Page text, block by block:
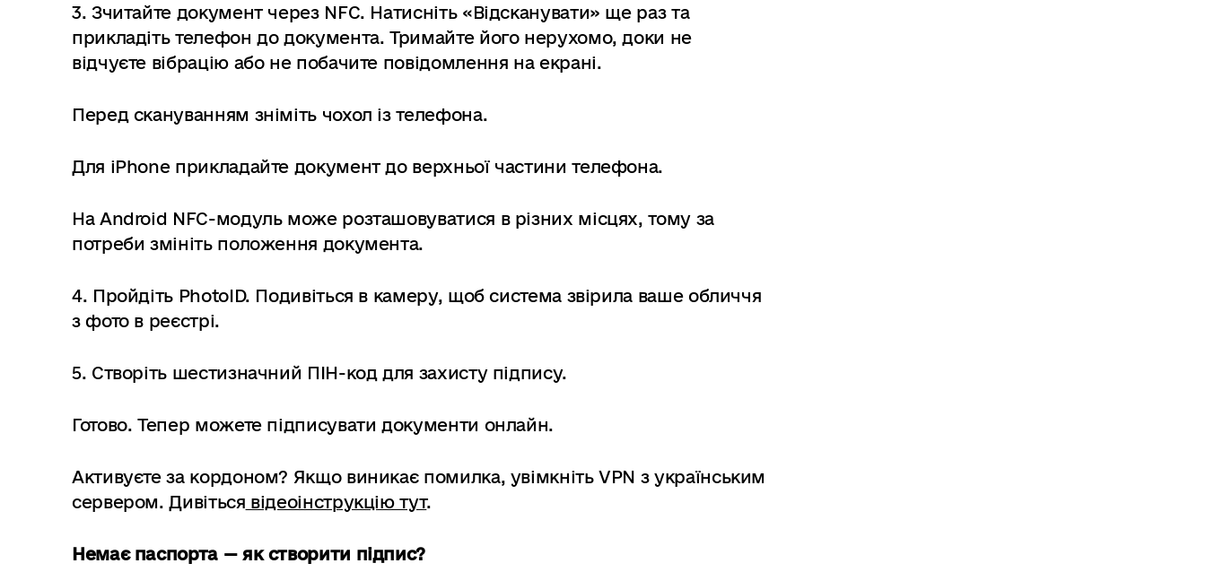
3. Зчитайте документ через NFC. Натисніть «Відсканувати» ще раз та
прикладіть телефон до документа. Тримайте його нерухомо, доки не
відчуєте вібрацію або не побачите повідомлення на екрані.
Перед скануванням зніміть чохол із телефона.
Для iPhone прикладайте документ до верхньої частини телефона.
На Android NFC-модуль може розташовуватися в різних місцях, тому за
потреби змініть положення документа.
4. Пройдіть PhotoID. Подивіться в камеру, щоб система звірила ваше обличчя
з фото в реєстрі.
5. Створіть шестизначний ПІН-код для захисту підпису.
Готово. Тепер можете підписувати документи онлайн.
Активуєте за кордоном? Якщо виникає помилка, увімкніть VPN з українським
сервером. Дивіться відеоінструкцію тут.
Немає паспорта — як створити підпис?